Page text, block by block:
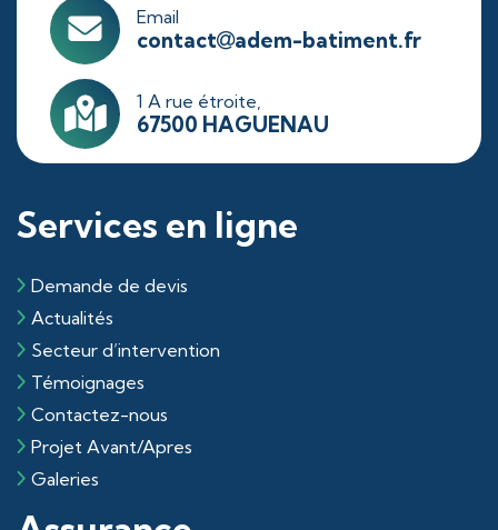
Email
contact adem-batiment.fr
1 A rue étroite,
67500 HAGUENAU
Services en ligne
Demande de devis
Actualités
Secteur d’intervention
Témoignages
Contactez-nous
Projet Avant/Apres
Galeries